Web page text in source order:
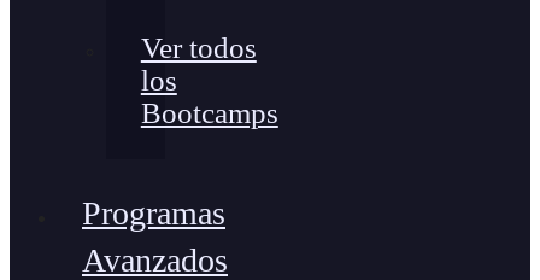
Ver todos
los
Bootcamps
Programas
Avanzados